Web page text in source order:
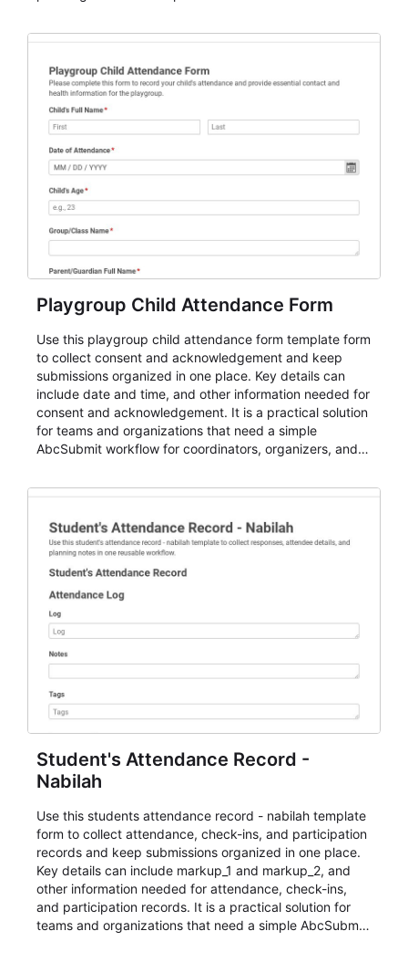
for teams and organizations.
Playgroup Child Attendance Form
Use this playgroup child attendance form template form
to collect consent and acknowledgement and keep
submissions organized in one place. Key details can
include date and time, and other information needed for
consent and acknowledgement. It is a practical solution
for teams and organizations that need a simple
AbcSubmit workflow for coordinators, organizers, and
Student's Attendance Record -
Nabilah
Use this students attendance record - nabilah template
form to collect attendance, check-ins, and participation
records and keep submissions organized in one place.
Key details can include markup_1 and markup_2, and
other information needed for attendance, check-ins,
and participation records. It is a practical solution for
teams and organizations that need a simple AbcSubmit